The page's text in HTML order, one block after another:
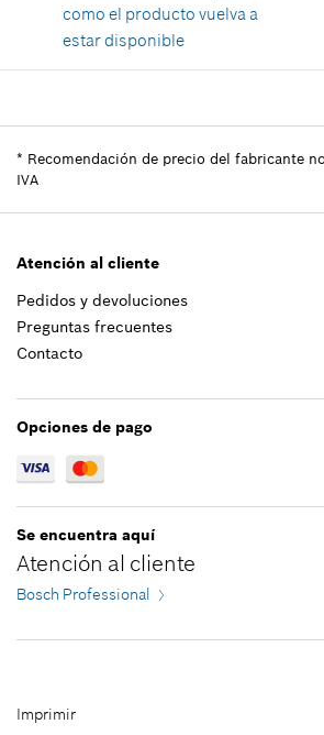
vinculante, incluido IVA
como el producto vuelva a
estar disponible
Información sobre recambios
0,81 €*
* Recomendación de precio del fabricante
IVA
Atención al cliente
Pedidos y devoluciones
Preguntas frecuentes
Contacto
Opciones de pago
Se encuentra aquí
Atención al cliente
Bosch Professional
Imprimir